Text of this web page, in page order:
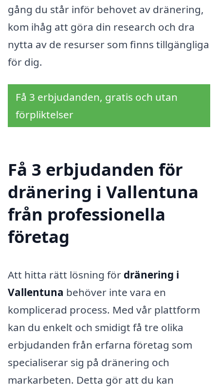
gång du står inför behovet av dränering,
kom ihåg att göra din research och dra
nytta av de resurser som finns tillgängliga
för dig.
Få 3 erbjudanden, gratis och utan
förpliktelser
Få 3 erbjudanden för
dränering i Vallentuna
från professionella
företag
Att hitta rätt lösning för dränering i
Vallentuna behöver inte vara en
komplicerad process. Med vår plattform
kan du enkelt och smidigt få tre olika
erbjudanden från erfarna företag som
specialiserar sig på dränering och
markarbeten. Detta gör att du kan